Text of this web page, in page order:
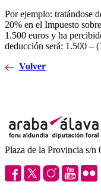
Por ejemplo: tratándose
20% en el Impuesto
1.500 euros y ha
deducción será: 1.500 –
Volver
Plaza de la Provincia s/n